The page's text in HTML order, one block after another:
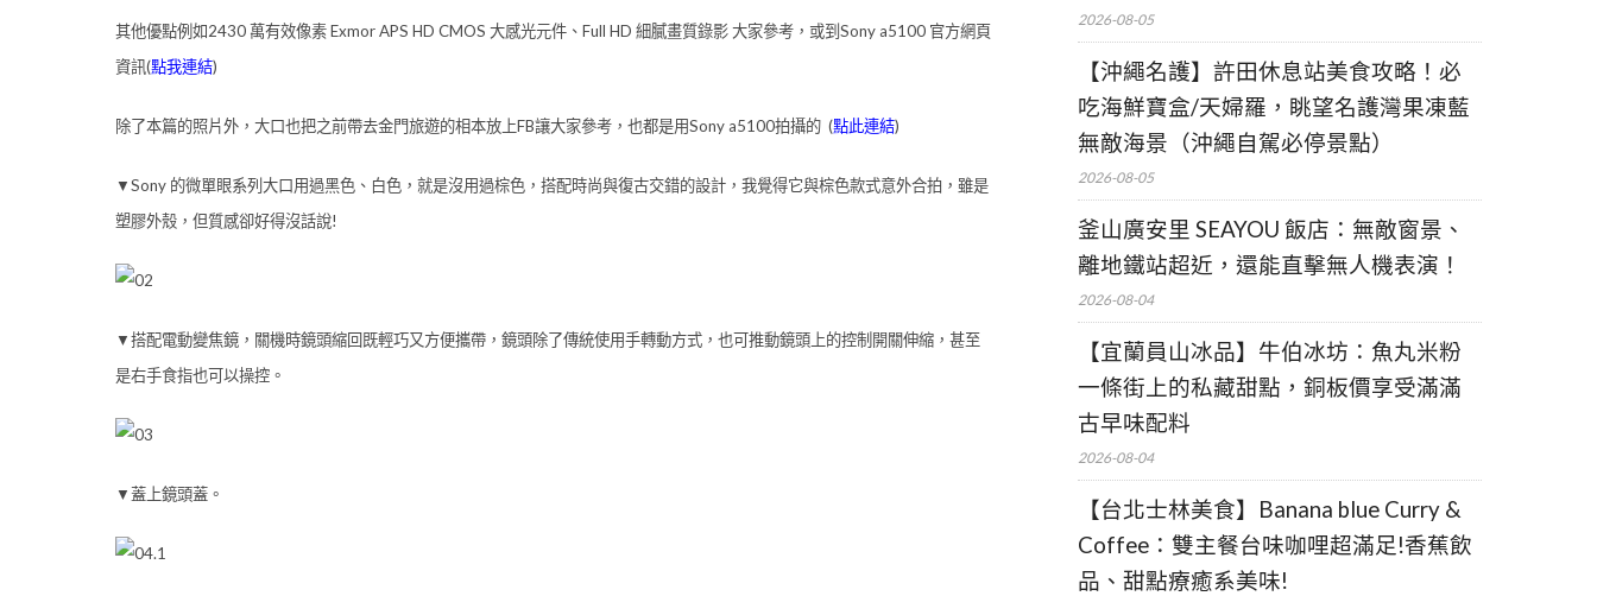
其他優點例如2430 萬有效像素 Exmor APS HD CMOS 大感光元件、Full HD 細膩畫質錄影 大家參考，或到Sony a5100 官方網頁
資訊(點我連結)
除了本篇的照片外，大口也把之前帶去金門旅遊的相本放上FB讓大家參考，也都是用Sony a5100拍攝的 (點此連結)
▼Sony 的微單眼系列大口用過黑色、白色，就是沒用過棕色，搭配時尚與復古交錯的設計，我覺得它與棕色款式意外合拍，雖是
塑膠外殼，但質感卻好得沒話說!
▼搭配電動變焦鏡，關機時鏡頭縮回既輕巧又方便攜帶，鏡頭除了傳統使用手轉動方式，也可推動鏡頭上的控制開關伸縮，甚至
是右手食指也可以操控。
▼蓋上鏡頭蓋。
2026-08-05
【沖繩名護】許田休息站美食攻略！必
吃海鮮寶盒/天婦羅，眺望名護灣果凍藍
無敵海景（沖繩自駕必停景點）
2026-08-05
釜山廣安里 SEAYOU 飯店：無敵窗景、
離地鐵站超近，還能直擊無人機表演！
2026-08-04
【宜蘭員山冰品】牛伯冰坊：魚丸米粉
一條街上的私藏甜點，銅板價享受滿滿
古早味配料
2026-08-04
【台北士林美食】Banana blue Curry &
Coffee：雙主餐台味咖哩超滿足!香蕉飲
品、甜點療癒系美味!